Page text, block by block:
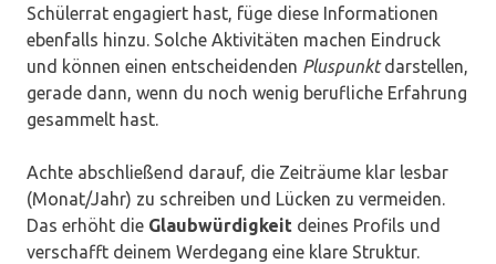
Schülerrat engagiert hast, füge diese Informationen
ebenfalls hinzu. Solche Aktivitäten machen Eindruck
und können einen entscheidenden Pluspunktdarstellen,
gerade dann, wenn du noch wenig berufliche Erfahrung
gesammelt hast.
Achte abschließend darauf, die Zeiträume klar lesbar
(Monat/Jahr) zu schreiben und Lücken zu vermeiden.
Das erhöht die Glaubwürdigkeit deines Profils und
verschafft deinem Werdegang eine klare Struktur.